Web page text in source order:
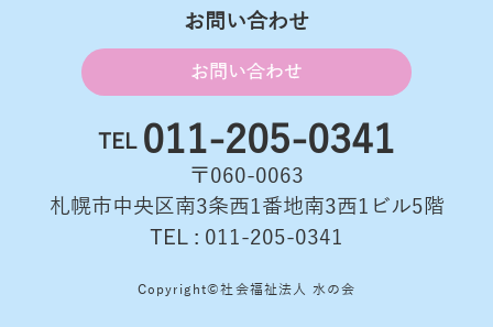
お問い合わせ
お問い合わせ
TEL 011-205-0341
〒060-0063
札幌市中央区南3条西1番地南3西1ビル5階
TEL : 011-205-0341
Copyright©社会福祉法人 水の会